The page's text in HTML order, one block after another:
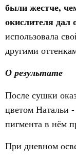
были жестче,
окислителя дал
использовала
другими
О результате
После сушки
цветом Натальи
пигмента в нём
При дневном